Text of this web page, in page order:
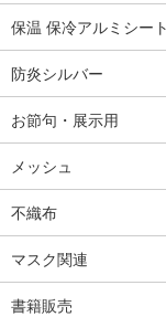
保温 保冷アルミシート
防炎シルバー
お節句・展示用
メッシュ
不織布
マスク関連
書籍販売